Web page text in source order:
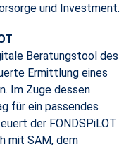
und Investment.
Beratungstool des
Ermittlung eines
Im Zuge dessen
für ein passendes
der FONDSPiLOT
mit SAM, dem